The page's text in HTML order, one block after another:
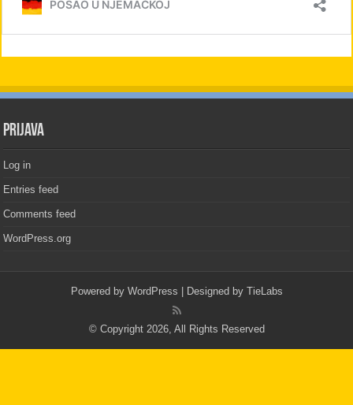
PRIJAVA
Log in
Entries feed
Comments feed
WordPress.org
Powered by WordPress | Designed by TieLabs
© Copyright 2026, All Rights Reserved